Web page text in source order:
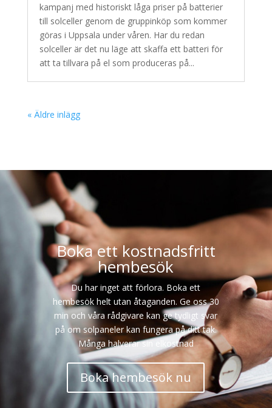
kampanj med historiskt låga priser på batterier
till solceller genom de gruppinköp som kommer
göras i Uppsala under våren. Har du redan
solceller är det nu läge att skaffa ett batteri för
att ta tillvara på el som produceras på...
« Äldre inlägg
Boka ett kostnadsfritt
hembesök
Du har inget att förlora. Boka ett
hembesök helt utan åtaganden. Ge oss 30
min och våra rådgivare kan ge tydligt svar
på om solpaneler kan fungera på ditt tak.
Många halverar sin elkostnad
Boka hembesök nu